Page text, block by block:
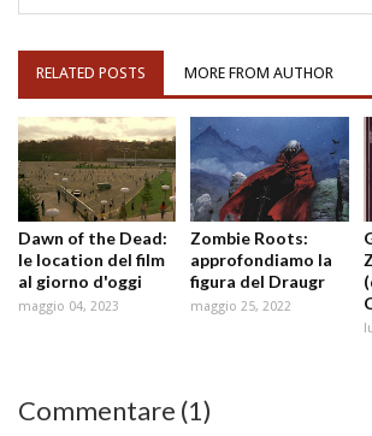
RELATED POSTS MORE FROM AUTHOR
Dawn of the Dead:
le location del film
al giorno d'oggi
maggio 04, 2023
Zombie Roots:
approfondiamo la
figura del Draugr
maggio 25, 2022
Commentare (1)